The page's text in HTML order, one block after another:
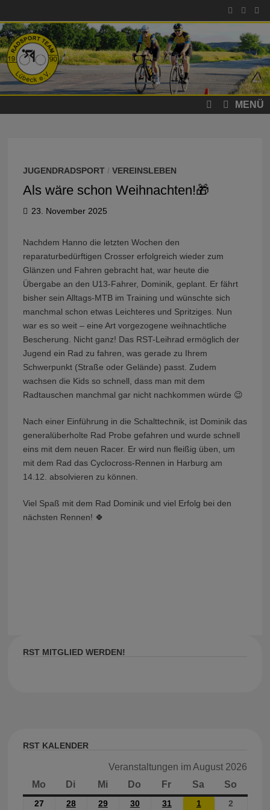
springen
MENÜ
JUGENDRADSPORT/ VEREINSLEBEN
Als wäre schon Weihnachten!🎁
23. November 2025
Nachdem Hanno die letzten Wochen den
reparaturbedürftigen Crosser erfolgreich wieder zum
Glänzen und Fahren gebracht hat, war heute die
Übergabe an den U13-Fahrer, Dominik, geplant. Er fährt
bisher sein Alltags-MTB im Training und wünschte sich
manchmal schon etwas Leichteres und Spritziges. Nun
war es so weit – eine Art vorgezogene weihnachtliche
Bescherung. Nicht ganz! Das RST-Leihrad ermöglich der
Jugend ein Rad zu fahren, was gerade zu Ihrem
Schwerpunkt (Straße oder Gelände) passt. Zudem
wachsen die Kids so schnell, dass man mit dem
Radtauschen manchmal gar nicht nachkommen würde 😉
Nach einer Einführung in die Schalttechnik, ist Dominik das
generalüberholte Rad Probe gefahren und wurde schnell
eins mit dem neuen Racer. Er wird nun fleißig üben, um
mit dem Rad das Cyclocross-Rennen in Harburg am
14.12. absolvieren zu können.
Viel Spaß mit dem Rad Dominik und viel Erfolg bei den
nächsten Rennen! 🍀
RST MITGLIED WERDEN!
RST KALENDER
Veranstaltungen im August 2026
Mo Montag
Di Dienstag
Mi Mittwoch
Do Donnerstag
Fr Freitag
Sa Samstag
So
27 2828.
2929.
3030.
31 1 2